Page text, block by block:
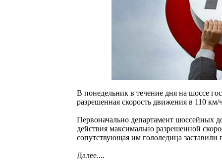
В понедельник в течение дня на шоссе
разрешенная скорость движения в 110 км/
Первоначально департамент шоссейных
действия максимально разрешенной
сопутствующая им гололедица
Далее....